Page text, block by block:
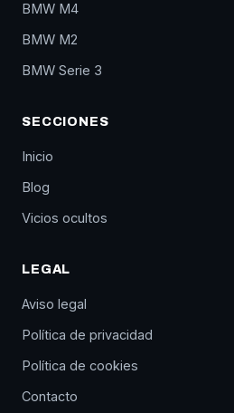
BMW M4
BMW M2
BMW Serie 3
SECCIONES
Inicio
Blog
Vicios ocultos
LEGAL
Aviso legal
Política de privacidad
Política de cookies
Contacto